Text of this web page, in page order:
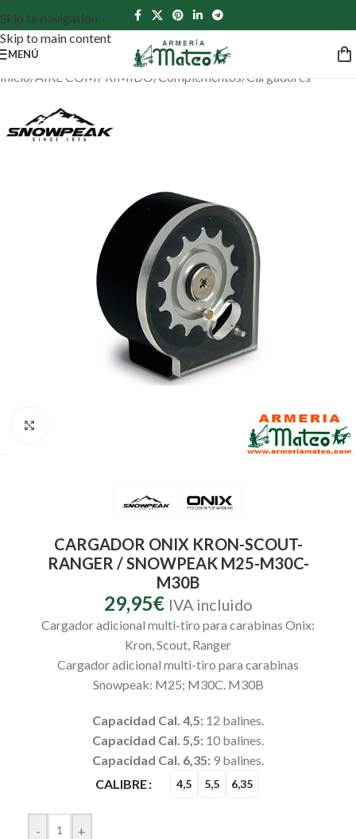
Skip to navigation
Skip to main content
MENÚ
Inicio/AIRE COMPRIMIDO/ Complementos/ Cargadores
CARGADOR ONIX KRON-SCOUT-
RANGER / SNOWPEAK M25-M30C-
M30B
29,95€ IVA incluido
Cargador adicional multi-tiro para carabinas Onix:
Kron, Scout, Ranger
Cargador adicional multi-tiro para carabinas
Snowpeak: M25; M30C. M30B
Capacidad Cal. 4,5: 12 balines.
Capacidad Cal. 5,5: 10 balines.
Capacidad Cal. 6,35: 9 balines.
CALIBRE
4,5 5,5 6,35
- +